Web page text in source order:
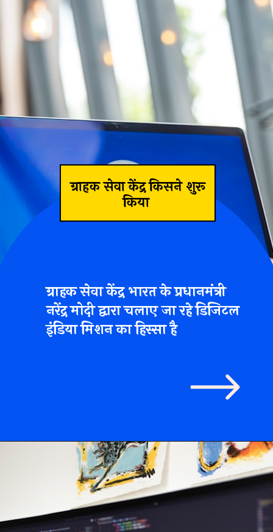
ग्राहक सेवा केंद्र किसने शुरू
किया
ग्राहक सेवा केंद्र भारत के प्रधानमंत्री
नरेंद्र मोदी द्वारा चलाए जा रहे डिजिटल
इंडिया मिशन का हिस्सा है